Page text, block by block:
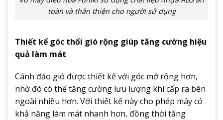
toàn và thân thiện cho người sử dụng
Thiết kế góc thổi gió rộng giúp tăng cường hiệu
quả làm mát
Cánh đảo gió được thiết kế với góc mở rộng hơn,
nhờ đó có thể tăng cường lưu lượng khí cấp ra bên
ngoài nhiều hơn. Với thiết kế này cho phép máy có
khả năng làm mát nhanh hơn, đồng thời tăng